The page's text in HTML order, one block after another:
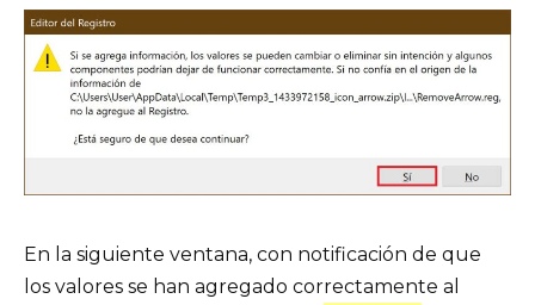
En la siguiente ventana, con notificación de que
los valores se han agregado correctamente al